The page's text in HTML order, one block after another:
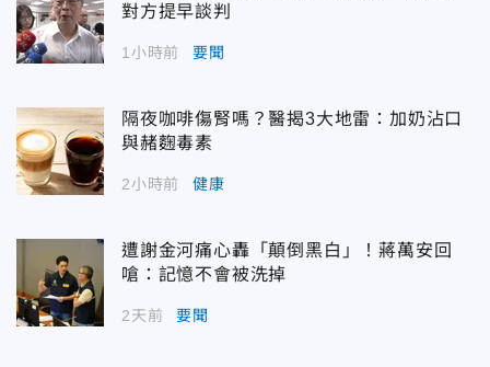
對方提早談判
1小時前 要聞
隔夜咖啡傷腎嗎？醫揭3大地雷：加奶沾口
與赭麴毒素
2小時前 健康
遭謝金河痛心轟「顛倒黑白」！蔣萬安回
嗆：記憶不會被洗掉
2天前 要聞